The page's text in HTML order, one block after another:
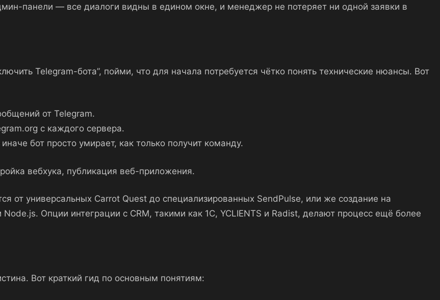
панели — все диалоги видны в едином окне, и менеджер не потеряет ни одной заявки в
Telegram-бота”, пойми, что для начала потребуется чётко понять технические нюансы. Вот
от Telegram.
с каждого сервера.
бот просто умирает, как только получит команду.
вебхука, публикация веб-приложения.
от универсальных Carrot Quest до специализированных SendPulse, или же создание на
Опции интеграции с CRM, такими как 1С, YCLIENTS и Radist, делают процесс ещё более
Вот краткий гид по основным понятиям: